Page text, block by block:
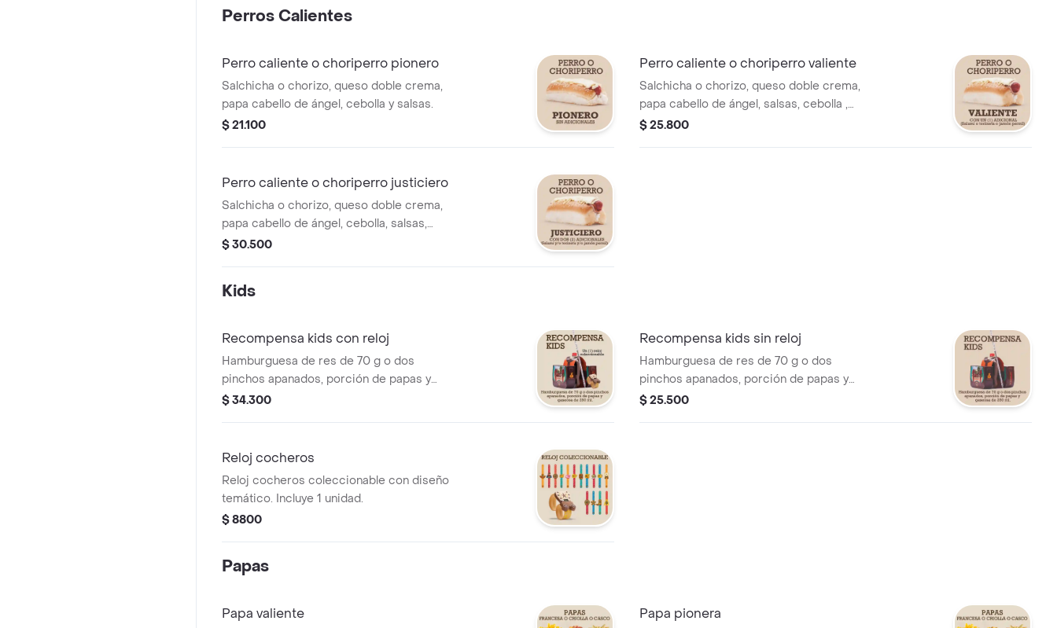
Perros Calientes
Perro caliente o choriperro pionero
Salchicha o chorizo, queso doble crema,
papa cabello de ángel, cebolla y salsas.
$ 21.100
Perro caliente o choriperro valiente
Salchicha o chorizo, queso doble crema,
papa cabello de ángel, salsas, cebolla ,
salami o tocineta o jamón pernil.
$ 25.800
Perro caliente o choriperro justiciero
Salchicha o chorizo, queso doble crema,
papa cabello de ángel, cebolla, salsas,
salami y/o tocineta y/o jamón pernil.
$ 30.500
Kids
Recompensa kids con reloj
Hamburguesa de res de 70 g o dos
pinchos apanados, porción de papas y
gaseosa de 250 ml, más reloj
$ 34.300
Recompensa kids sin reloj
Hamburguesa de res de 70 g o dos
pinchos apanados, porción de papas y
gaseosa de 250 ml.
$ 25.500
Reloj cocheros
Reloj cocheros coleccionable con diseño
temático. Incluye 1 unidad.
$ 8800
Papas
Papa valiente Papa pionera